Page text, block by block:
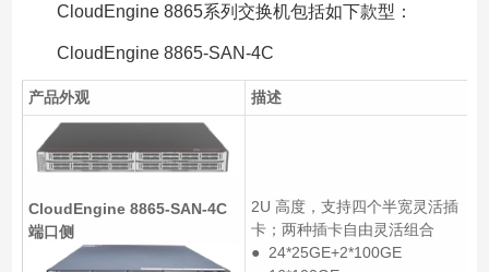
CloudEngine 8865系列交换机包括如下款型：
CloudEngine 8865-SAN-4C
产品外观 描述
CloudEngine 8865-SAN-4C
端口侧
2U 高度，支持四个半宽灵活插
卡；两种插卡自由灵活组合
● 24*25GE+2*100GE